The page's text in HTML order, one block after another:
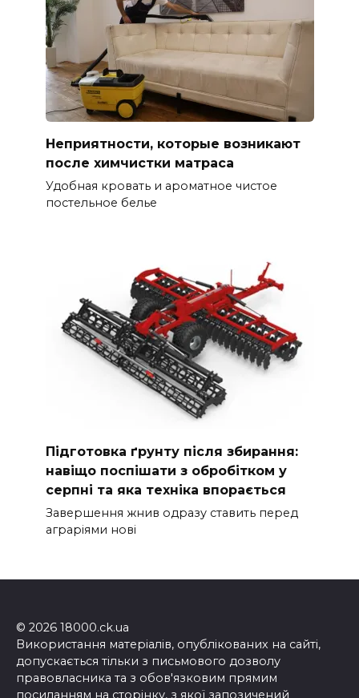
Неприятности, которые возникают
после химчистки матраса
Удобная кровать и ароматное чистое
постельное белье
Підготовка ґрунту після збирання:
навіщо поспішати з обробітком у
серпні та яка техніка впорається
Завершення жнив одразу ставить перед
аграріями нові
© 2026 18000.ck.ua
Використання матеріалів, опублікованих на сайті,
допускається тільки з письмового дозволу
правовласника та з обов'язковим прямим
посиланням на сторінку, з якої запозичений